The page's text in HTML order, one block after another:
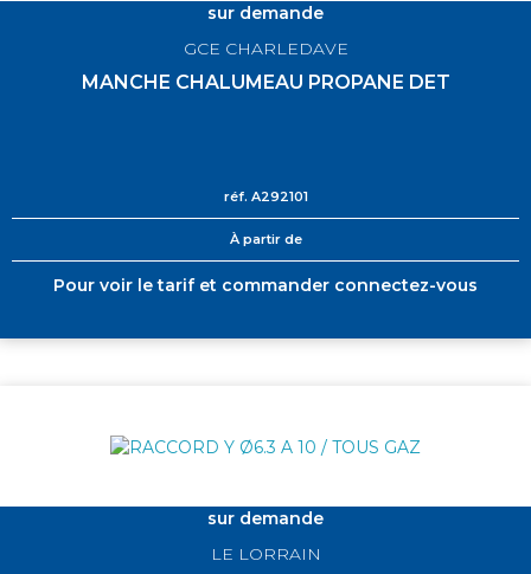
sur demande
GCE CHARLEDAVE
MANCHE CHALUMEAU PROPANE DET
réf. A292101
À partir de
Pour voir le tarif et commander connectez-vous
sur demande
LE LORRAIN